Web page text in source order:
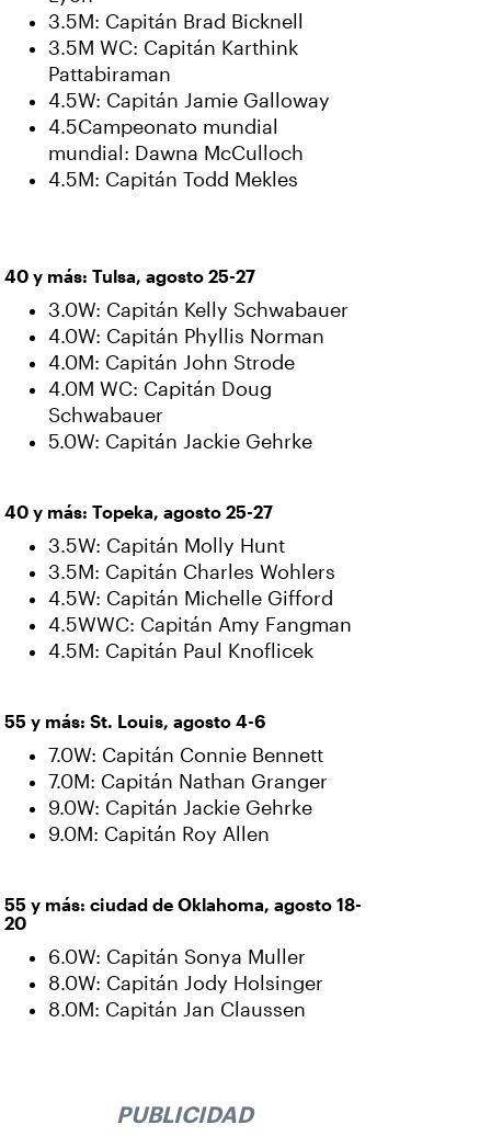
3.5M: Capitán Brad Bicknell
3.5M WC: Capitán Karthink
Pattabiraman
4.5W: Capitán Jamie Galloway
4.5Campeonato mundial
mundial: Dawna McCulloch
4.5M: Capitán Todd Mekles
40 y más: Tulsa, agosto 25-27
3.0W: Capitán Kelly Schwabauer
4.0W: Capitán Phyllis Norman
4.0M: Capitán John Strode
4.0M WC: Capitán Doug
Schwabauer
5.0W: Capitán Jackie Gehrke
40 y más: Topeka, agosto 25-27
3.5W: Capitán Molly Hunt
3.5M: Capitán Charles Wohlers
4.5W: Capitán Michelle Gifford
4.5WWC: Capitán Amy Fangman
4.5M: Capitán Paul Knoflicek
55 y más: St. Louis, agosto 4-6
7.0W: Capitán Connie Bennett
7.0M: Capitán Nathan Granger
9.0W: Capitán Jackie Gehrke
9.0M: Capitán Roy Allen
55 y más: ciudad de Oklahoma, agosto 18-
20
6.0W: Capitán Sonya Muller
8.0W: Capitán Jody Holsinger
8.0M: Capitán Jan Claussen
PUBLICIDAD